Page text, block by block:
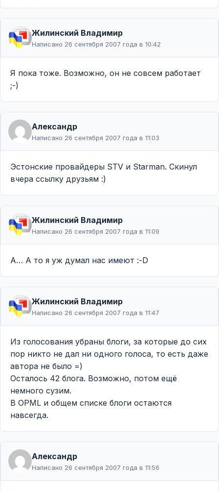
Жилинcкий Владимир
Написано 26 сентября 2007 года в 10:42
Я пока тоже. Возможно, он не совсем работает
;-)
Александр
Написано 26 сентября 2007 года в 11:03
Эстонские провайдеры STV и Starman. Скинул
вчера ссылку друзьям :)
Жилинcкий Владимир
Написано 26 сентября 2007 года в 11:09
А… А то я уж думал нас имеют :-D
Жилинcкий Владимир
Написано 26 сентября 2007 года в 11:47
Из голосования убраны блоги, за которые до сих
пор никто не дал ни одного голоса, то есть даже
автора не было =)
Осталось 42 блога. Возможно, потом ещё
немного сузим.
В OPML и общем списке блоги остаются
навсегда.
Александр
Написано 26 сентября 2007 года в 11:56